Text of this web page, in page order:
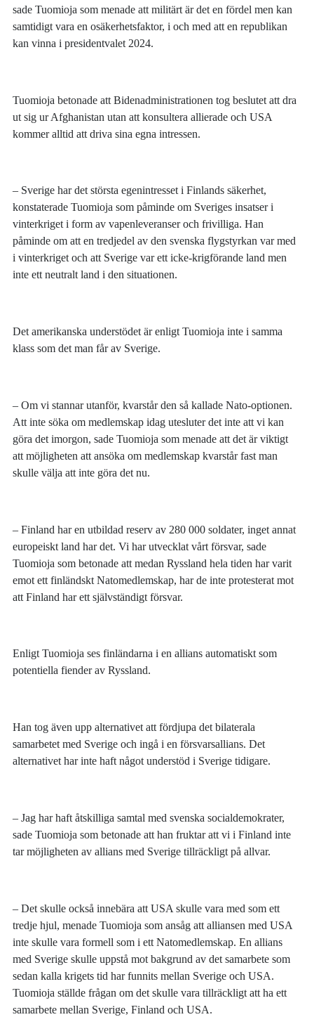
sade Tuomioja som menade att militärt är det en fördel men kan
samtidigt vara en osäkerhetsfaktor, i och med att en republikan
kan vinna i presidentvalet 2024.
Tuomioja betonade att Bidenadministrationen tog beslutet att dra
ut sig ur Afghanistan utan att konsultera allierade och USA
kommer alltid att driva sina egna intressen.
– Sverige har det största egenintresset i Finlands säkerhet,
konstaterade Tuomioja som påminde om Sveriges insatser i
vinterkriget i form av vapenleveranser och frivilliga. Han
påminde om att en tredjedel av den svenska flygstyrkan var med
i vinterkriget och att Sverige var ett icke-krigförande land men
inte ett neutralt land i den situationen.
Det amerikanska understödet är enligt Tuomioja inte i samma
klass som det man får av Sverige.
– Om vi stannar utanför, kvarstår den så kallade Nato-optionen.
Att inte söka om medlemskap idag utesluter det inte att vi kan
göra det imorgon, sade Tuomioja som menade att det är viktigt
att möjligheten att ansöka om medlemskap kvarstår fast man
skulle välja att inte göra det nu.
– Finland har en utbildad reserv av 280 000 soldater, inget annat
europeiskt land har det. Vi har utvecklat vårt försvar, sade
Tuomioja som betonade att medan Ryssland hela tiden har varit
emot ett finländskt Natomedlemskap, har de inte protesterat mot
att Finland har ett självständigt försvar.
Enligt Tuomioja ses finländarna i en allians automatiskt som
potentiella fiender av Ryssland.
Han tog även upp alternativet att fördjupa det bilaterala
samarbetet med Sverige och ingå i en försvarsallians. Det
alternativet har inte haft något understöd i Sverige tidigare.
– Jag har haft åtskilliga samtal med svenska socialdemokrater,
sade Tuomioja som betonade att han fruktar att vi i Finland inte
tar möjligheten av allians med Sverige tillräckligt på allvar.
– Det skulle också innebära att USA skulle vara med som ett
tredje hjul, menade Tuomioja som ansåg att alliansen med USA
inte skulle vara formell som i ett Natomedlemskap. En allians
med Sverige skulle uppstå mot bakgrund av det samarbete som
sedan kalla krigets tid har funnits mellan Sverige och USA.
Tuomioja ställde frågan om det skulle vara tillräckligt att ha ett
samarbete mellan Sverige, Finland och USA.